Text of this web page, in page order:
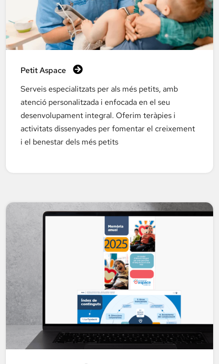
Petit Aspace
Serveis especialitzats per als més petits, amb
atenció personalitzada i enfocada en el seu
desenvolupament integral. Oferim teràpies i
activitats dissenyades per fomentar el creixement
i el benestar dels més petits